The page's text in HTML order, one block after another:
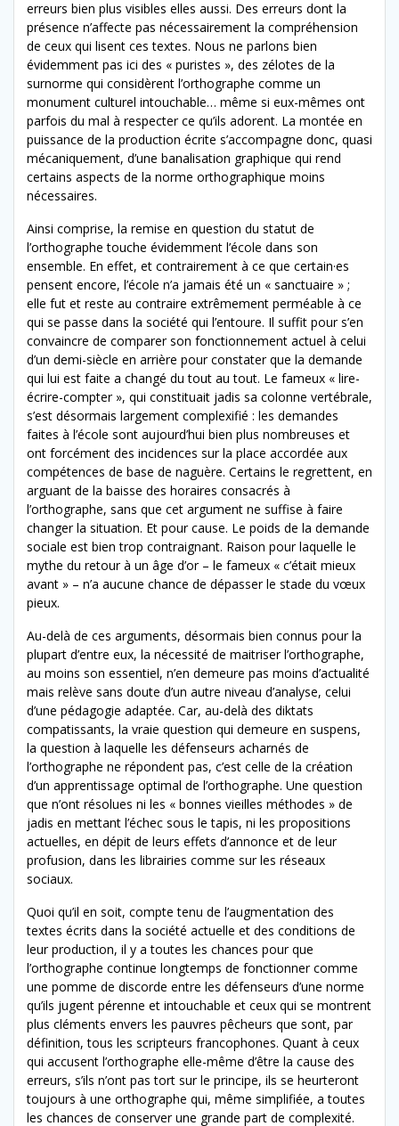
erreurs bien plus visibles elles aussi. Des erreurs dont la
présence n’affecte pas nécessairement la compréhension
de ceux qui lisent ces textes. Nous ne parlons bien
évidemment pas ici des « puristes », des zélotes de la
surnorme qui considèrent l’orthographe comme un
monument culturel intouchable… même si eux-mêmes ont
parfois du mal à respecter ce qu’ils adorent. La montée en
puissance de la production écrite s’accompagne donc, quasi
mécaniquement, d’une banalisation graphique qui rend
certains aspects de la norme orthographique moins
nécessaires.
Ainsi comprise, la remise en question du statut de
l’orthographe touche évidemment l’école dans son
ensemble. En effet, et contrairement à ce que certain·es
pensent encore, l’école n’a jamais été un « sanctuaire » ;
elle fut et reste au contraire extrêmement perméable à ce
qui se passe dans la société qui l’entoure. Il suffit pour s’en
convaincre de comparer son fonctionnement actuel à celui
d’un demi-siècle en arrière pour constater que la demande
qui lui est faite a changé du tout au tout. Le fameux « lire-
écrire-compter », qui constituait jadis sa colonne vertébrale,
s’est désormais largement complexifié : les demandes
faites à l’école sont aujourd’hui bien plus nombreuses et
ont forcément des incidences sur la place accordée aux
compétences de base de naguère. Certains le regrettent, en
arguant de la baisse des horaires consacrés à
l’orthographe, sans que cet argument ne suffise à faire
changer la situation. Et pour cause. Le poids de la demande
sociale est bien trop contraignant. Raison pour laquelle le
mythe du retour à un âge d’or – le fameux « c’était mieux
avant » – n’a aucune chance de dépasser le stade du vœux
pieux.
Au-delà de ces arguments, désormais bien connus pour la
plupart d’entre eux, la nécessité de maitriser l’orthographe,
au moins son essentiel, n’en demeure pas moins d’actualité
mais relève sans doute d’un autre niveau d’analyse, celui
d’une pédagogie adaptée. Car, au-delà des diktats
compatissants, la vraie question qui demeure en suspens,
la question à laquelle les défenseurs acharnés de
l’orthographe ne répondent pas, c’est celle de la création
d’un apprentissage optimal de l’orthographe. Une question
que n’ont résolues ni les « bonnes vieilles méthodes » de
jadis en mettant l’échec sous le tapis, ni les propositions
actuelles, en dépit de leurs effets d’annonce et de leur
profusion, dans les librairies comme sur les réseaux
sociaux.
Quoi qu’il en soit, compte tenu de l’augmentation des
textes écrits dans la société actuelle et des conditions de
leur production, il y a toutes les chances pour que
l’orthographe continue longtemps de fonctionner comme
une pomme de discorde entre les défenseurs d’une norme
qu’ils jugent pérenne et intouchable et ceux qui se montrent
plus cléments envers les pauvres pêcheurs que sont, par
définition, tous les scripteurs francophones. Quant à ceux
qui accusent l’orthographe elle-même d’être la cause des
erreurs, s’ils n’ont pas tort sur le principe, ils se heurteront
toujours à une orthographe qui, même simplifiée, a toutes
les chances de conserver une grande part de complexité.